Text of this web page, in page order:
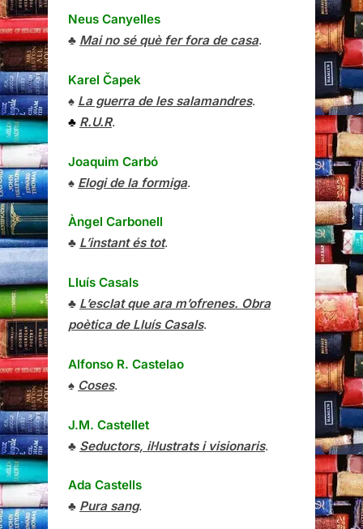
Neus Canyelles
♣ Mai no sé què fer fora de casa.
Karel Čapek
♠ La guerra de les salamandres.
♣ R.U.R.
Joaquim Carbó
♠ Elogi de la formiga.
Àngel Carbonell
♣ L’instant és tot.
Lluís Casals
♣ L’esclat que ara m’ofrenes. Obra
poètica de Lluís Casals.
Alfonso R. Castelao
♠ Coses.
J.M. Castellet
♣ Seductors, il·lustrats i visionaris.
Ada Castells
♣ Pura sang.